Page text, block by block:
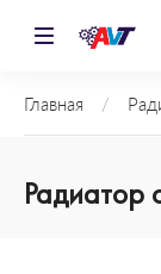
Главная /
Радиатор